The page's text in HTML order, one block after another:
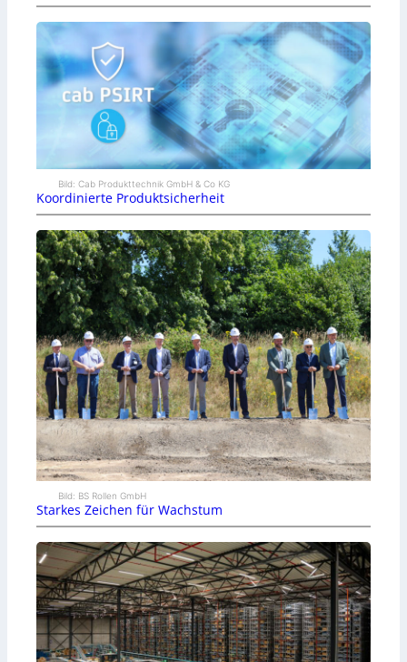
Bild: Cab Produkttechnik GmbH & Co KG
Koordinierte Produktsicherheit
Bild: BS Rollen GmbH
Starkes Zeichen für Wachstum